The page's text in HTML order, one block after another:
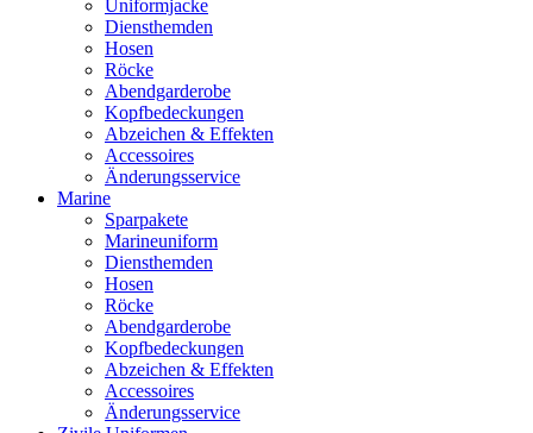
Uniformjacke
Diensthemden
Hosen
Röcke
Abendgarderobe
Kopfbedeckungen
Abzeichen & Effekten
Accessoires
Änderungsservice
Marine
Sparpakete
Marineuniform
Diensthemden
Hosen
Röcke
Abendgarderobe
Kopfbedeckungen
Abzeichen & Effekten
Accessoires
Änderungsservice